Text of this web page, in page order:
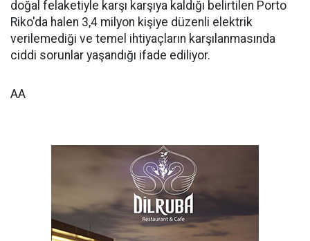
doğal felaketiyle karşı karşıya kaldığı belirtilen Porto
Riko'da halen 3,4 milyon kişiye düzenli elektrik
verilemediği ve temel ihtiyaçların karşılanmasında
ciddi sorunlar yaşandığı ifade ediliyor.
AA